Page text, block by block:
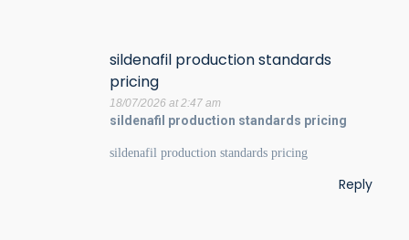
sildenafil production standards
pricing
18/07/2026 at 2:47 am
sildenafil production standards pricing
sildenafil production standards pricing
Reply